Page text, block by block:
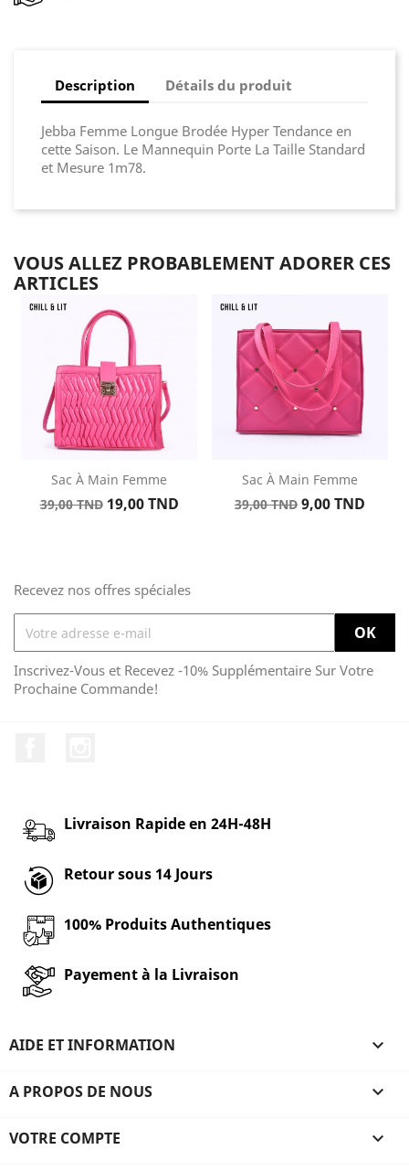
Description Détails du produit
Jebba Femme Longue Brodée Hyper Tendance en
cette Saison. Le Mannequin Porte La Taille Standard
et Mesure 1m78.
VOUS ALLEZ PROBABLEMENT ADORER CES
ARTICLES
Sac À Main Femme
Prix
39,00 TND Prix
19,00 TND
Sac À Main Femme
Prix
39,00 TND Prix
9,00 TND
Recevez nos offres spéciales
Inscrivez-Vous et Recevez -10% Supplémentaire Sur Votre
Prochaine Commande!
Livraison Rapide en 24H-48H
Retour sous 14 Jours
100% Produits Authentiques
Payement à la Livraison
AIDE ET INFORMATION 
A PROPOS DE NOUS 
VOTRE COMPTE 